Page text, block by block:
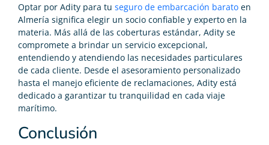
Optar por Adity para tu seguro de embarcación barato en
Almería significa elegir un socio confiable y experto en la
materia. Más allá de las coberturas estándar, Adity se
compromete a brindar un servicio excepcional,
entendiendo y atendiendo las necesidades particulares
de cada cliente. Desde el asesoramiento personalizado
hasta el manejo eficiente de reclamaciones, Adity está
dedicado a garantizar tu tranquilidad en cada viaje
marítimo.
Conclusión